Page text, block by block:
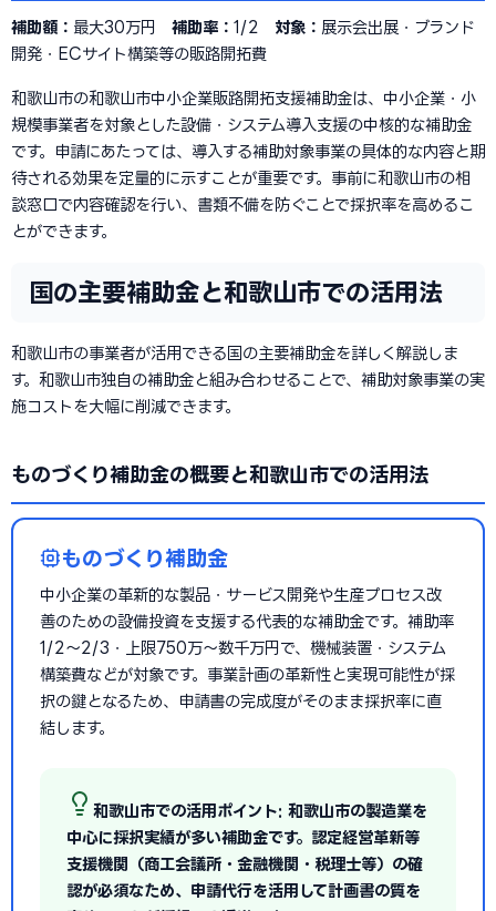
補助額： 最大30万円 補助率： 1/2 対象： 展示会出展・ブランド
開発・ECサイト構築等の販路開拓費
和歌山市の和歌山市中小企業販路開拓支援補助金は、中小企業・小
規模事業者を対象とした設備・システム導入支援の中核的な補助金
です。申請にあたっては、導入する補助対象事業の具体的な内容と期
待される効果を定量的に示すことが重要です。事前に和歌山市の相
談窓口で内容確認を行い、書類不備を防ぐことで採択率を高めるこ
とができます。
国の主要補助金と和歌山市での活用法
和歌山市の事業者が活用できる国の主要補助金を詳しく解説しま
す。和歌山市独自の補助金と組み合わせることで、補助対象事業の実
施コストを大幅に削減できます。
ものづくり補助金の概要と和歌山市での活用法
ものづくり補助金
中小企業の革新的な製品・サービス開発や生産プロセス改
善のための設備投資を支援する代表的な補助金です。補助率
1/2〜2/3・上限750万〜数千万円で、機械装置・システム
構築費などが対象です。事業計画の革新性と実現可能性が採
択の鍵となるため、申請書の完成度がそのまま採択率に直
結します。
和歌山市での活用ポイント: 和歌山市の製造業を
中心に採択実績が多い補助金です。認定経営革新等
支援機関（商工会議所・金融機関・税理士等）の確
認が必須なため、申請代行を活用して計画書の質を